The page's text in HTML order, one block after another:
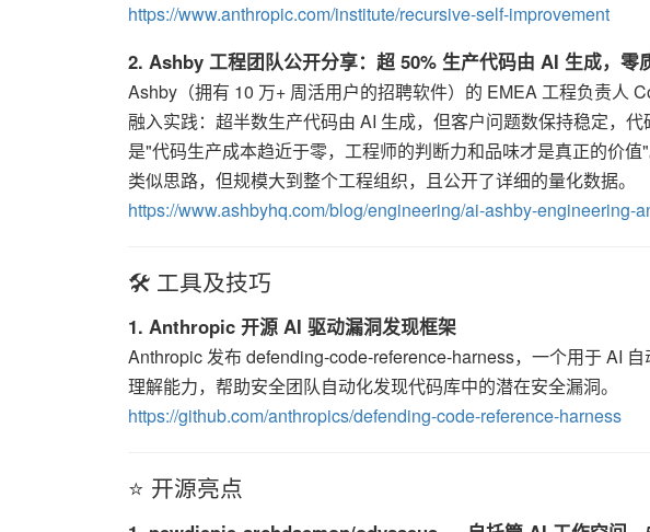
https://www.anthropic.com/institute/recursive-self-improvement
2. Ashby 工程团队公开分享：超 50% 生产代码由 AI 生成，零
Ashby（拥有 10 万+ 周活用户的招聘软件）的 EMEA 工程负责人
融入实践：超半数生产代码由 AI 生成，但客户问题数保持稳定，
是"代码生产成本趋近于零，工程师的判断力和品味才是真正的价
类似思路，但规模大到整个工程组织，且公开了详细的量化数据。
https://www.ashbyhq.com/blog/engineering/ai-ashby-engineering-
🛠️ 工具及技巧
1. Anthropic 开源 AI 驱动漏洞发现框架
Anthropic 发布 defending-code-reference-harness，一个用于 AI
理解能力，帮助安全团队自动化发现代码库中的潜在安全漏洞。
https://github.com/anthropics/defending-code-reference-harness
⭐ 开源亮点